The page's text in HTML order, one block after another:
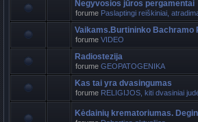
Negyvosios jūros pergamentai
forume Paslaptingi reiškiniai,
Vaikams.Burtininko Bachramo
forume VIDEO
Radiostezija
forume GEOPATOGENIKA
Kas tai yra dvasingumas
forume RELIGIJOS, kiti dvasiniai
Kėdainių krematoriumas.